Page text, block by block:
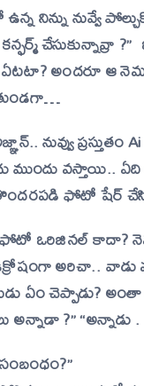
ఉన్న నిన్ను నువ్వే
చేసుకున్నావ్రా
అందరూ ఆ
నువ్వు
ముందు
ఫోటో షేర్ చేసి
ఫోటో ఒరిజినల్ కాదా?
అరిచా.. వాడు
ఏం
?” “అన్నాడు .